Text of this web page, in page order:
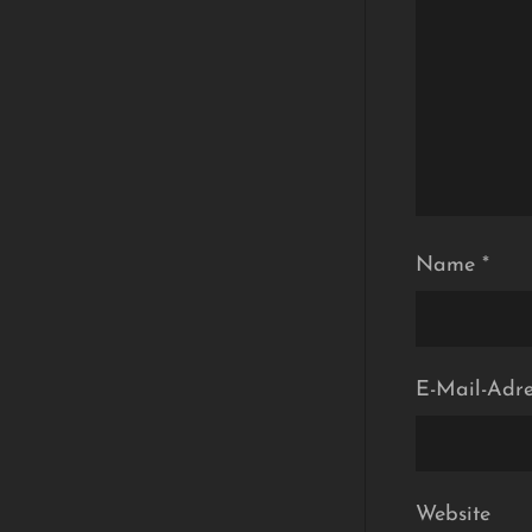
Name *
E-Mail-
Website